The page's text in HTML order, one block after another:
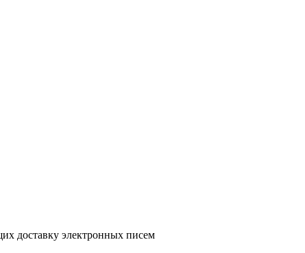
доставку электронных писем